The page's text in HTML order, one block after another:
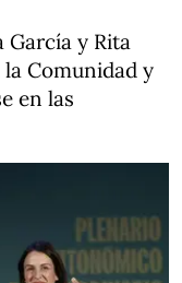
y Rita
Comunidad y
en las